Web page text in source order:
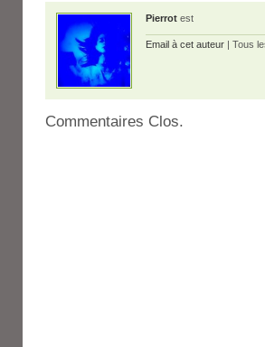
Pierrot est
Email à cet auteur | Tous
Commentaires Clos.